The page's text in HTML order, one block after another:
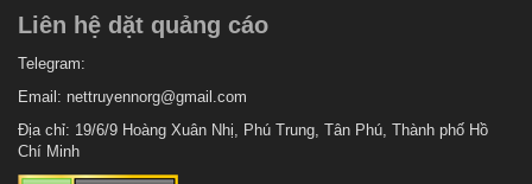
Liên hệ dặt quảng cáo
Telegram:
Email: nettruyennorg@gmail.com
Địa chỉ: 19/6/9 Hoàng Xuân Nhị, Phú Trung, Tân Phú, Thành phố Hồ
Chí Minh